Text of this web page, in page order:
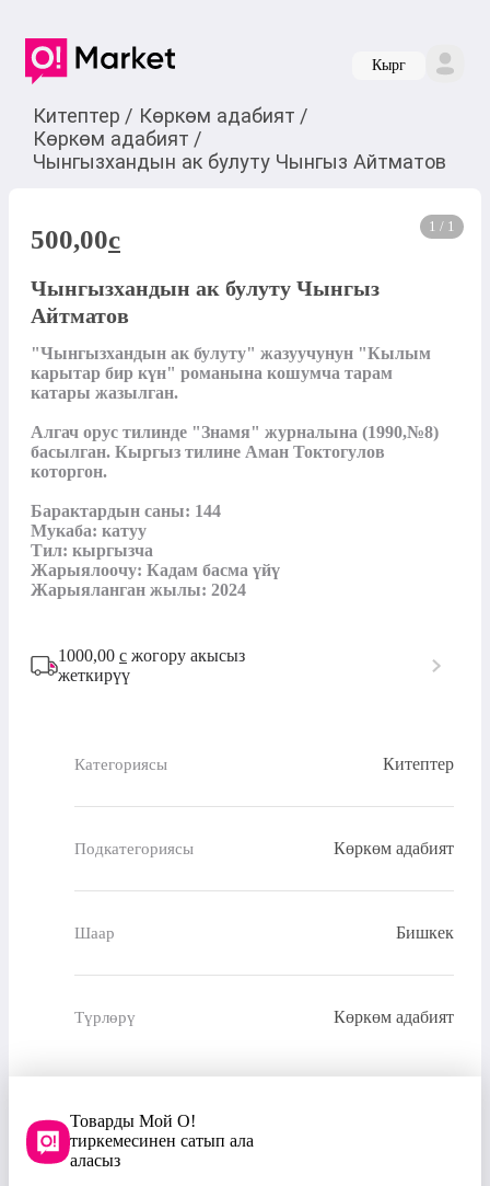
Кырг
Китептер / Көркөм адабият /
Көркөм адабият /
Чынгызхандын ак булуту Чынгыз Айтматов
1 / 1
500,00c
Чынгызхандын ак булуту Чынгыз
Айтматов
"Чынгызхандын ак булуту" жазуучунун "Кылым
карытар бир күн" романына кошумча тарам
катары жазылган.
Алгач орус тилинде "Знамя" журналына (1990,№8)
басылган. Кыргыз тилине Аман Токтогулов
которгон.
Барактардын саны: 144
Мукаба: катуу
Тил: кыргызча
Жарыялоочу: Кадам басма үйү
Жарыяланган жылы: 2024
1000,00 с жогору акысыз
жеткирүү
Категориясы Китептер
Подкатегориясы Көркөм адабият
Шаар Бишкек
Түрлөрү Көркөм адабият
Товарды Мой О!
тиркемесинен сатып ала
аласыз